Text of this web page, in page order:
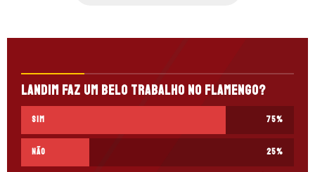
Landim faz um belo trabalho no Flamengo?
Sim 75%
Não 25%